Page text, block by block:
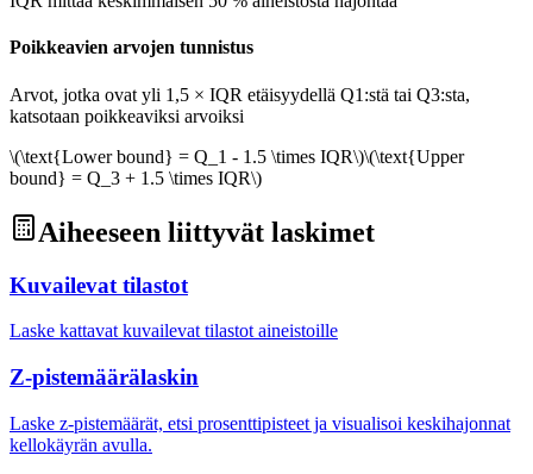
Poikkeavien arvojen tunnistus
Arvot, jotka ovat yli 1,5 × IQR etäisyydellä Q1:stä tai Q3:sta,
katsotaan poikkeaviksi arvoiksi
\(\text{Lower bound} = Q_1 - 1.5 \times IQR\)\(\text{Upper
bound} = Q_3 + 1.5 \times IQR\)
Aiheeseen liittyvät laskimet
Kuvailevat tilastot
Laske kattavat kuvailevat tilastot aineistoille
Z-pistemäärälaskin
Laske z-pistemäärät, etsi prosenttipisteet ja visualisoi keskihajonnat
kellokäyrän avulla.